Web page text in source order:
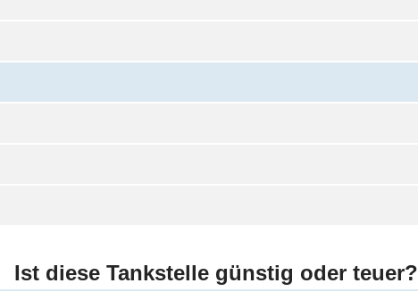
Ist diese Tankstelle günstig oder teuer?